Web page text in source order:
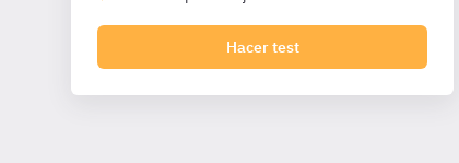
Hacer test